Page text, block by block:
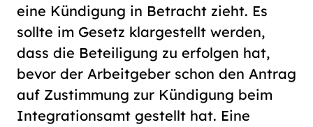
eine Kündigung in Betracht zieht. Es
sollte im Gesetz klargestellt werden,
dass die Beteiligung zu erfolgen hat,
bevor der Arbeitgeber schon den Antrag
auf Zustimmung zur Kündigung beim
Integrationsamt gestellt hat. Eine